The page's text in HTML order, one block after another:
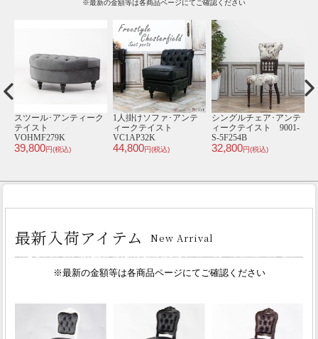
※最新の金額等は各商品ページにてご確認ください
スツール･アンティーク
テイスト
VOHMF279K
39,800円(税込)
1人掛けソファ･アンテ
ィークテイスト
VC1AP32K
44,800円(税込)
シングルチェア･アンテ
ィークテイスト 9001-
S-5F254B
32,800円(税込)